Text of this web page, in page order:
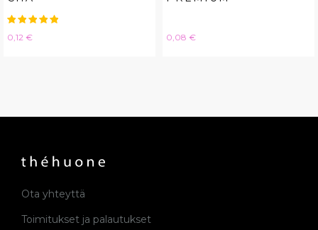
Hinta
0,12 € Hinta
0,08 €
Ota yhteyttä
Toimitukset ja palautukset